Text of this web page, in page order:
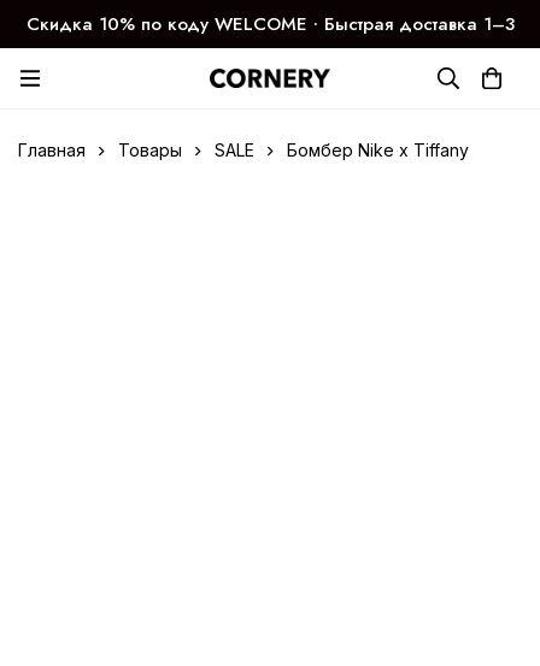
Скидка 10% по коду WELCOME ∙ Быстрая доставка 1–3
дня
Главная Товары SALE Бомбер Nike x Tiffany